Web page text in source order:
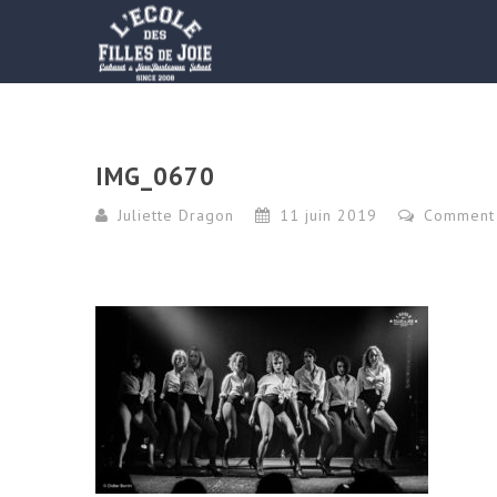
IMG_0670
Juliette Dragon 11 juin 2019 Comment